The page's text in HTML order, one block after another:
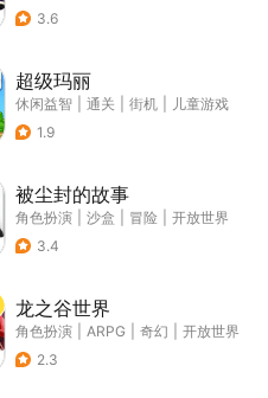
3.6
超级玛丽
休闲益智 通关 街机
儿童游戏
1.9
被尘封的故事
角色扮演 沙盒 冒险
开放世界
3.4
龙之谷世界
角色扮演 ARPG 奇幻
开放世界
2.3